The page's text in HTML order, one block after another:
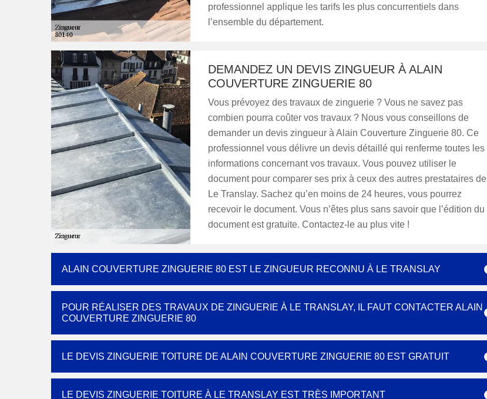
professionnel applique les tarifs les plus concurrentiels dans
l’ensemble du département.
DEMANDEZ UN DEVIS ZINGUEUR À ALAIN
COUVERTURE ZINGUERIE 80
Vous prévoyez des travaux de zinguerie ? Vous ne savez pas
combien pourra coûter vos travaux ? Nous vous conseillons de
demander un devis zingueur à Alain Couverture Zinguerie 80. Ce
professionnel vous délivre un devis détaillé qui renferme toutes les
informations concernant vos travaux. Vous pouvez utiliser le
document pour comparer ses prix à ceux des autres prestataires de
Le Translay. Sachez qu’en moins de 24 heures, vous pourrez
recevoir le document. Vous n’êtes plus sans savoir que l’édition du
document est gratuite. Contactez-le au plus vite !
ALAIN COUVERTURE ZINGUERIE 80 EST LE ZINGUEUR RECONNU À LE TRANSLAY
POUR RÉALISER DES TRAVAUX DE ZINGUERIE À LE TRANSLAY, IL FAUT CONTACTER ALAIN
COUVERTURE ZINGUERIE 80
LE DEVIS ZINGUERIE TOITURE DE ALAIN COUVERTURE ZINGUERIE 80 EST GRATUIT
LE DEVIS ZINGUERIE TOITURE À LE TRANSLAY EST TRÈS IMPORTANT